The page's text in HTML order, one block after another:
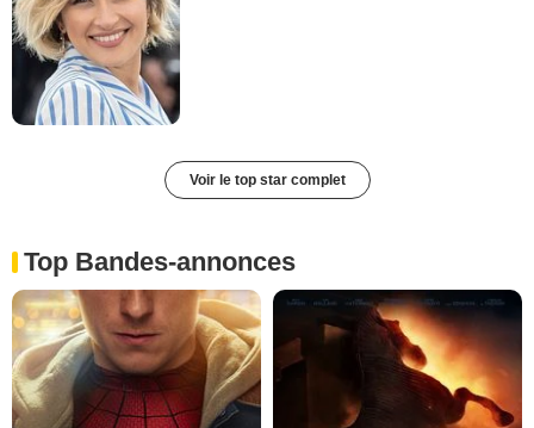
Voir le top star complet
Top Bandes-annonces